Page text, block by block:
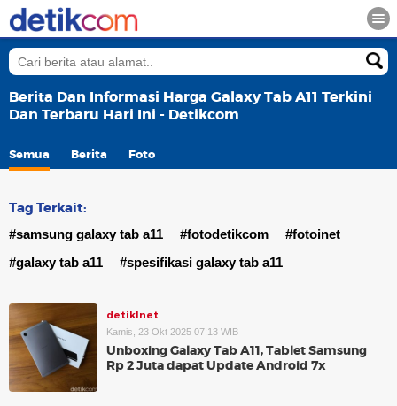
Berita Dan Informasi Harga Galaxy Tab A11 Terkini
Dan Terbaru Hari Ini - Detikcom
Semua Berita Foto
Tag Terkait:
#samsung galaxy tab a11 #fotodetikcom
#fotoinet
#galaxy tab a11
#spesifikasi galaxy tab a11
detikInet
Kamis, 23 Okt 2025 07:13 WIB
Unboxing Galaxy Tab A11, Tablet Samsung
Rp 2 Juta dapat Update Android 7x